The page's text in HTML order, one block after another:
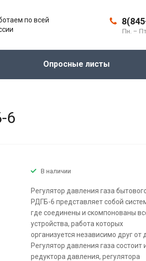
Пн. –
по всей
Опросные листы
6
В наличии
Регулятор давления газа
РДГБ-6 представляет собой
где соединены и скомпонованы
устройства, работа которых
организуется независимо друг от
Регулятор давления газа состоит
редуктора давления, регулятора